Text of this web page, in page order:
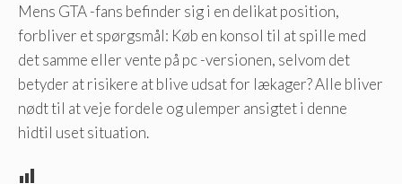
Mens GTA -fans befinder sig i en delikat position,
forbliver et spørgsmål: Køb en konsol til at spille med
det samme eller vente på pc -versionen, selvom det
betyder at risikere at blive udsat for lækager? Alle bliver
nødt til at veje fordele og ulemper ansigtet i denne
hidtil uset situation.